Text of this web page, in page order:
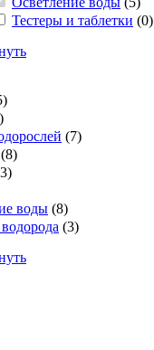
Тестеры и таблетки (0)
)
)
(7)
(8)
3)
воды (8)
(3)